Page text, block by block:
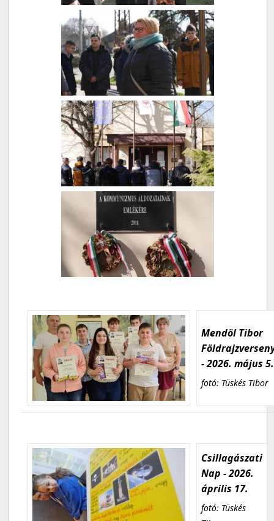
Mendöl Tibor
- 2026. május 5.
fotó: Tüskés Tibor
Csillagászati
Nap - 2026.
április 17.
fotó: Tüskés